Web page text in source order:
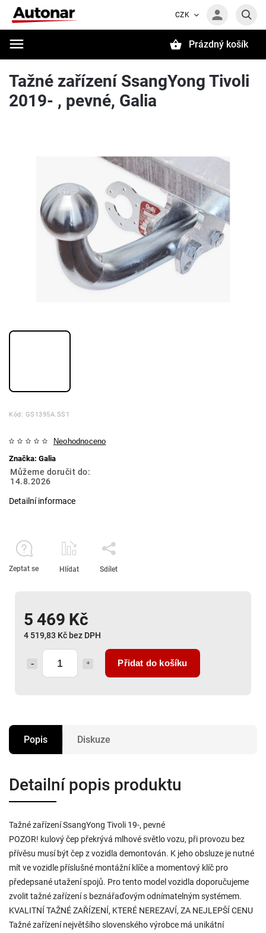
CZK
Prázdný košík
Tažné zařízení SsangYong Tivoli
2019- , pevné, Galia
Kód: GS1395A.SS1
Neohodnoceno
Značka: Galia
5 469 Kč
4 519,83 Kč bez DPH
Přidat do košíku
Můžeme doručit do:
14.8.2026
Detailní informace
Zeptat se Hlídat Sdílet
Popis Diskuze
Detailní popis produktu
Tažné zařízení SsangYong Tivoli 19-, pevné
POZOR! kulový čep překrývá mlhové světlo vozu, při provozu bez
přívěsu musí být čep z vozidla demontován. K jeho obsluze je nutné
mít ve vozidle příslušné montážní klíče a momentový klíč pro
předepsané utažení spojů. Pro tento model vozidla doporučujeme
zvolit tažné zařízení s beznářaďovým odnímatelným systémem.
KVALITNÍ TAŽNÉ ZAŘÍZENÍ, KTERÉ NEREZAVÍ, ZA NEJLEPŠÍ CENU
Tažné zařízení největšího slovenského výrobce má unikátní